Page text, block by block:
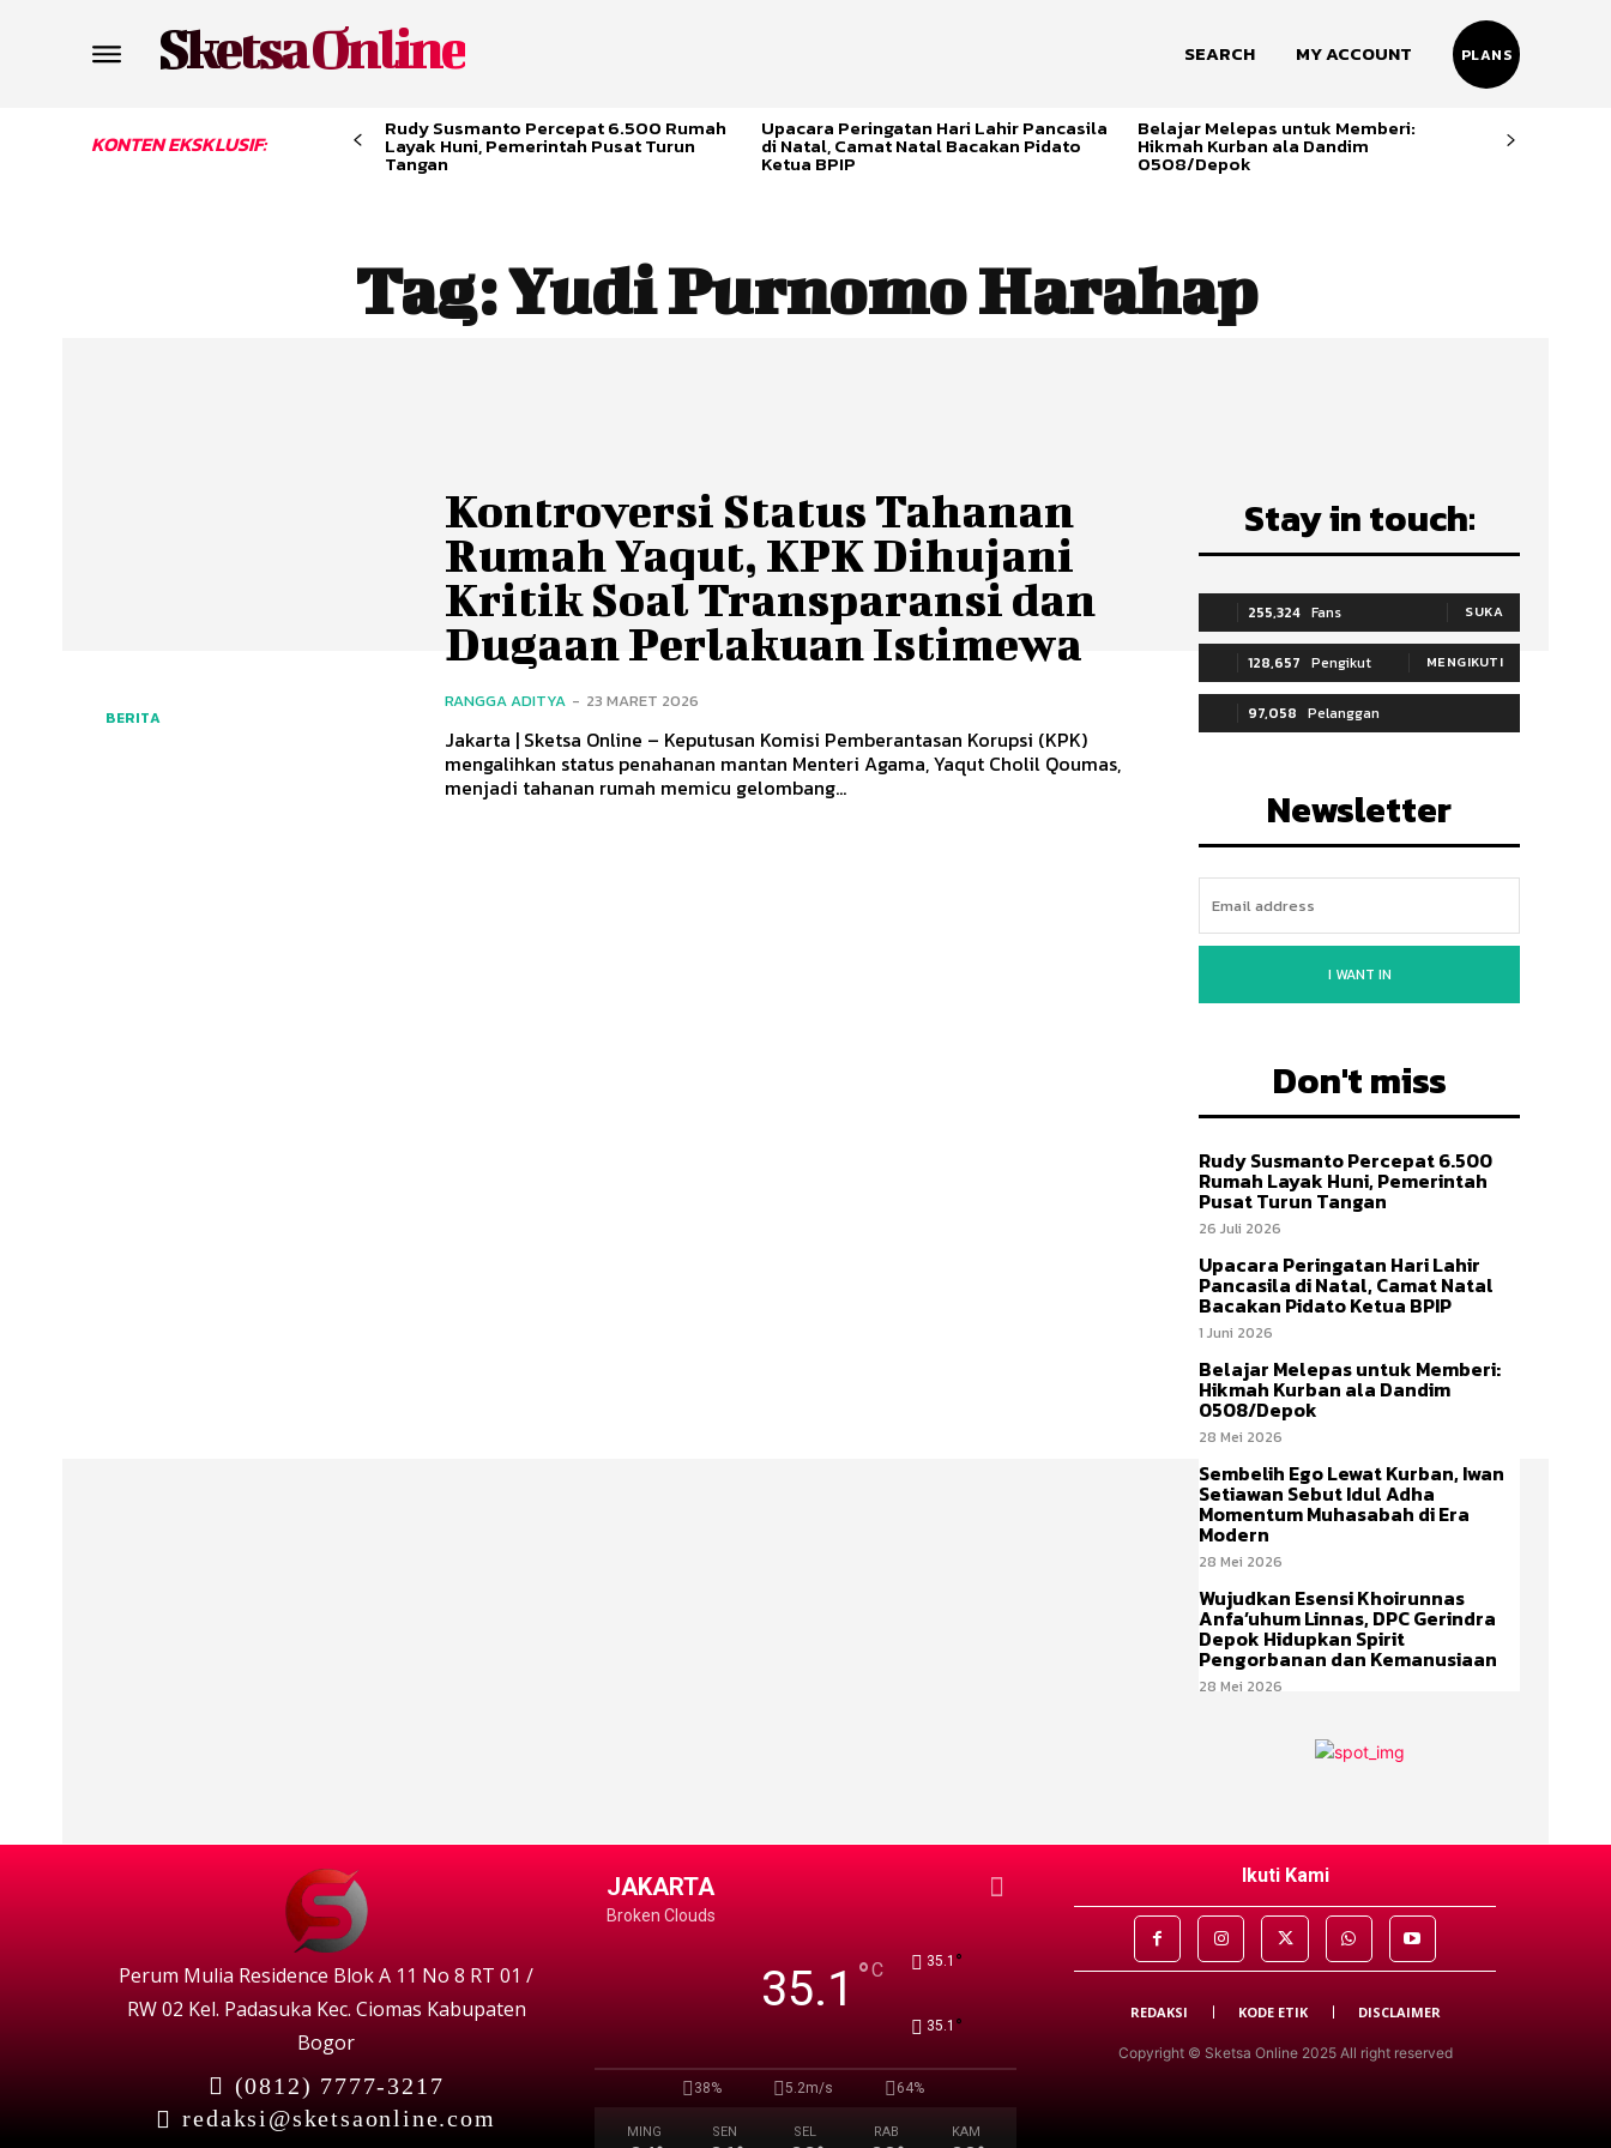
Sketsa Online SEARCH MY ACCOUNT PLANS
KONTEN EKSKLUSIF:
Rudy Susmanto Percepat 6.500 Rumah
Layak Huni, Pemerintah Pusat Turun
Tangan
Upacara Peringatan Hari Lahir Pancasila
di Natal, Camat Natal Bacakan Pidato
Ketua BPIP
Belajar Melepas untuk Memberi:
Hikmah Kurban ala Dandim
0508/Depok
Tag:Yudi Purnomo Harahap
BERITA
Kontroversi Status Tahanan
Rumah Yaqut, KPK Dihujani
Kritik Soal Transparansi dan
Dugaan Perlakuan Istimewa
RANGGA ADITYA - 23 MARET 2026
Jakarta | Sketsa Online – Keputusan Komisi Pemberantasan Korupsi (KPK)
mengalihkan status penahanan mantan Menteri Agama, Yaqut Cholil Qoumas,
menjadi tahanan rumah memicu gelombang...
Stay in touch:
255,324 Fans SUKA
128,657 Pengikut MENGIKUTI
97,058 Pelanggan
Newsletter
I WANT IN
Don't miss
Rudy Susmanto Percepat 6.500
Rumah Layak Huni, Pemerintah
Pusat Turun Tangan
26 Juli 2026
Upacara Peringatan Hari Lahir
Pancasila di Natal, Camat Natal
Bacakan Pidato Ketua BPIP
1 Juni 2026
Belajar Melepas untuk Memberi:
Hikmah Kurban ala Dandim
0508/Depok
28 Mei 2026
Sembelih Ego Lewat Kurban, Iwan
Setiawan Sebut Idul Adha
Momentum Muhasabah di Era
Modern
28 Mei 2026
Wujudkan Esensi Khoirunnas
Anfa’uhum Linnas, DPC Gerindra
Depok Hidupkan Spirit
Pengorbanan dan Kemanusiaan
28 Mei 2026
Perum Mulia Residence Blok A 11 No 8 RT 01 /
RW 02 Kel. Padasuka Kec. Ciomas Kabupaten
Bogor
(0812) 7777-3217
redaksi@sketsaonline.com
JAKARTA
Broken Clouds
35.1°C 35.1 °
35.1 °
38% 5.2m/s 64%
MING SEN SEL RAB KAM
Ikuti Kami
REDAKSI KODE ETIK DISCLAIMER
Copyright © Sketsa Online 2025 All right reserved